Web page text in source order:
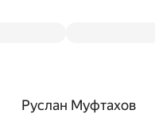
Руслан Муфтахов